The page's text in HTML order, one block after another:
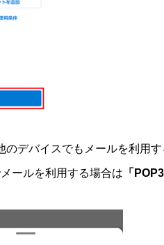
のデバイスでもメールを利用
ールを利用する場合は 「POP3